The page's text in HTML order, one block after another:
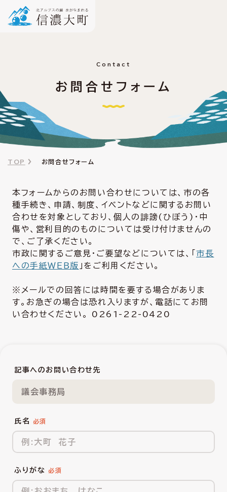
Contact
お問合せフォーム
TOP お問合せフォーム
本フォームからのお問い合わせについては、市の各
種手続き、申請、制度、イベントなどに関するお問い
合わせを対象としており、個人の誹謗(ひぼう)・中
傷や、営利目的のものについては受け付けませんの
で、ご了承ください。
市政に関するご意見・ご要望などについては、「市長
への手紙ＷＥＢ版 」をご利用ください。
※メールでの回答には時間を要する場合がありま
す。お急ぎの場合は恐れ入りますが、電話にてお問
い合わせください。 0261-22-0420
記事へのお問い合わせ先
議会事務局
氏名
ふりがな